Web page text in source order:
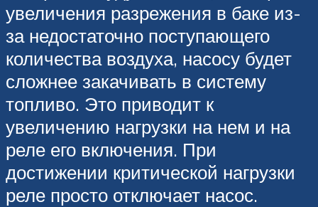
увеличения разрежения в баке из-
за недостаточно поступающего
количества воздуха, насосу будет
сложнее закачивать в систему
топливо. Это приводит к
увеличению нагрузки на нем и на
реле его включения. При
достижении критической нагрузки
реле просто отключает насос.